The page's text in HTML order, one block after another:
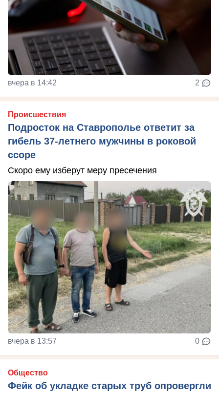
вчера в 14:42 2
Происшествия
Подросток на Ставрополье ответит за
гибель 37-летнего мужчины в роковой
ссоре
Скоро ему изберут меру пресечения
вчера в 13:57 0
Общество
Фейк об укладке старых труб опровергли